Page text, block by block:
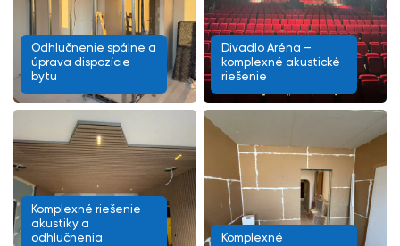
Odhlučnenie spálne a
úprava dispozície
bytu
Divadlo Aréna –
komplexné akustické
riešenie
Komplexné riešenie
akustiky a
odhlučnenia
Komplexné